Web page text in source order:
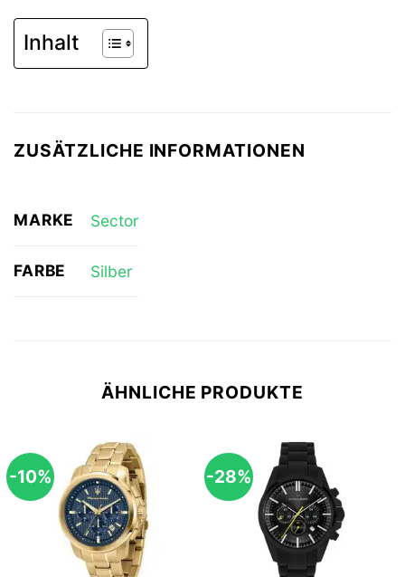
Inhalt
ZUSÄTZLICHE INFORMATIONEN
MARKE Sector
FARBE Silber
ÄHNLICHE PRODUKTE
-10% -28%